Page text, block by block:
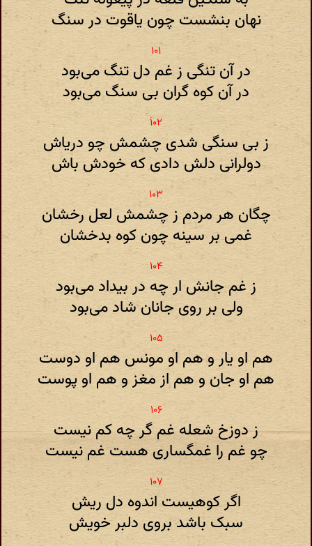
نهان بنشست چون یاقوت در سنگ
در آن تنگی ز غم دل تنگ می‌بود
در آن کوه گران بی سنگ می‌بود
ز بی سنگی شدی چشمش چو دریاش
دولرانی دلش دادی که خودش باش
چگان هر مردم ز چشمش لعل رخشان
غمی بر سینه چون کوه بدخشان
ز غم جانش ار چه در بیداد می‌بود
ولی بر روی جانان شاد می‌بود
هم او یار و هم او مونس هم او دوست
هم او جان و هم از مغز و هم او پوست
ز دوزخ شعله غم گر چه کم نیست
چو غم را غمگساری هست غم نیست
اگر کوهیست اندوه دل ریش
سبک باشد بروی دلبر خویش